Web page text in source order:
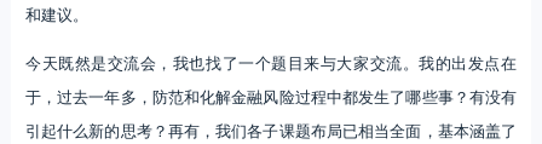
和建议。
今天既然是交流会，我也找了一个题目来与大家交流。我的出发点在
于，过去一年多，防范和化解金融风险过程中都发生了哪些事？有没有
引起什么新的思考？再有，我们各子课题布局已相当全面，基本涵盖了